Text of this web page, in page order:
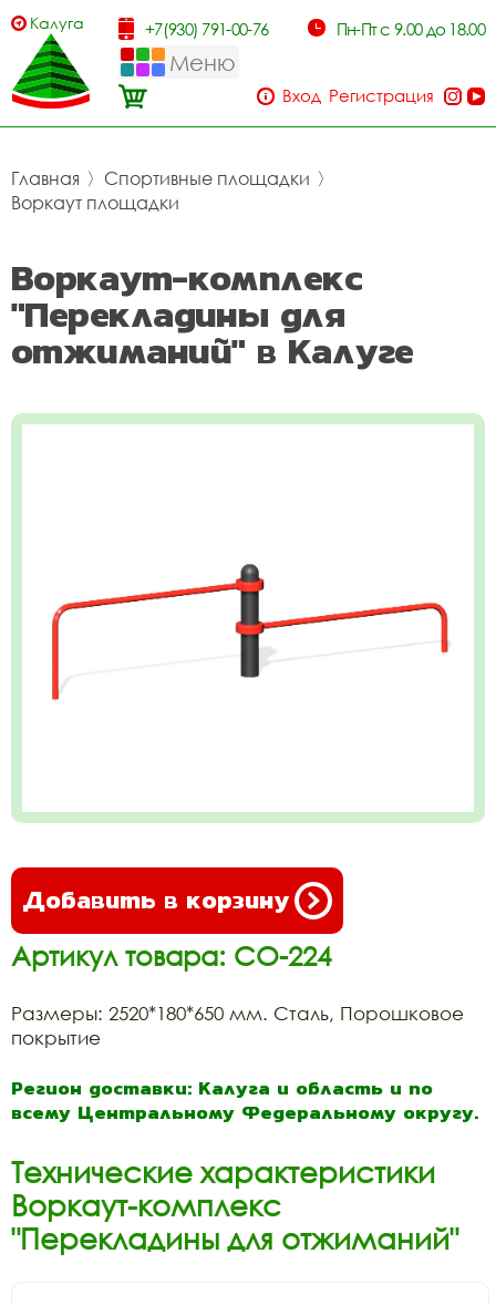
Калуга +7(930) 791-00-76 Пн-Пт с 9.00 до 18.00
Меню
Вход Регистрация
Главная 〉 Спортивные площадки 〉
Воркаут площадки
Воркаут-комплекс
"Перекладины для
отжиманий" в Калуге
Добавить в корзину
Артикул товара: СО-224
Размеры: 2520*180*650 мм. Сталь, Порошковое
покрытие
Регион доставки: Калуга и область и по
всему Центральному Федеральному округу.
Технические характеристики
Воркаут-комплекс
"Перекладины для отжиманий"